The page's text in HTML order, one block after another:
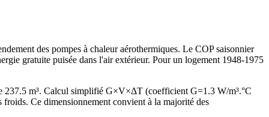
des pompes à chaleur aérothermiques. Le COP saisonnier
gratuite puisée dans l'air extérieur. Pour un logement 1948-1975
m³. Calcul simplifié G×V×ΔT (coefficient G=1.3 W/m³.°C
Ce dimensionnement convient à la majorité des